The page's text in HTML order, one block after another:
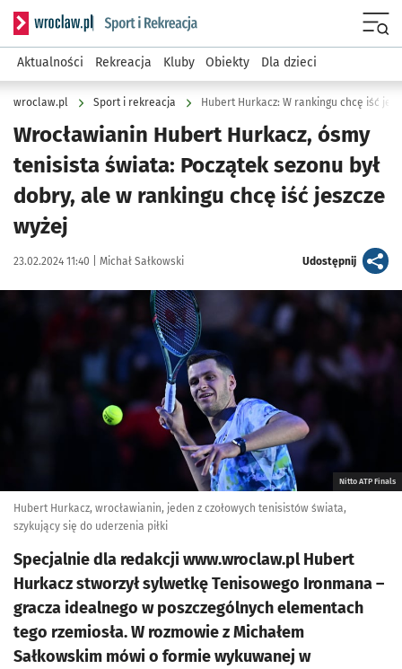
Serwis informacyjny wroclaw.pl podserwis: Sport i rekreacja
Aktualności Rekreacja Kluby Obiekty Dla dzieci
wroclaw.pl Sport i rekreacja Hubert Hurkacz: W rankingu chcę iść
Wrocławianin Hubert Hurkacz, ósmy
tenisista świata: Początek sezonu był
dobry, ale w rankingu chcę iść jeszcze
wyżej
Data publikacji:
23.02.2024 11:40 | Autor:
Michał Sałkowski Udostępnijartykuł
Kliknij, aby powiększyć
Nitto ATP Finals
Hubert Hurkacz, wrocławianin, jeden z czołowych tenisistów świata,
szykujący się do uderzenia piłki
Specjalnie dla redakcji www.wroclaw.pl Hubert
Hurkacz stworzył sylwetkę Tenisowego Ironmana –
gracza idealnego w poszczególnych elementach
tego rzemiosła. W rozmowie z Michałem
Sałkowskim mówi o formie wykuwanej w